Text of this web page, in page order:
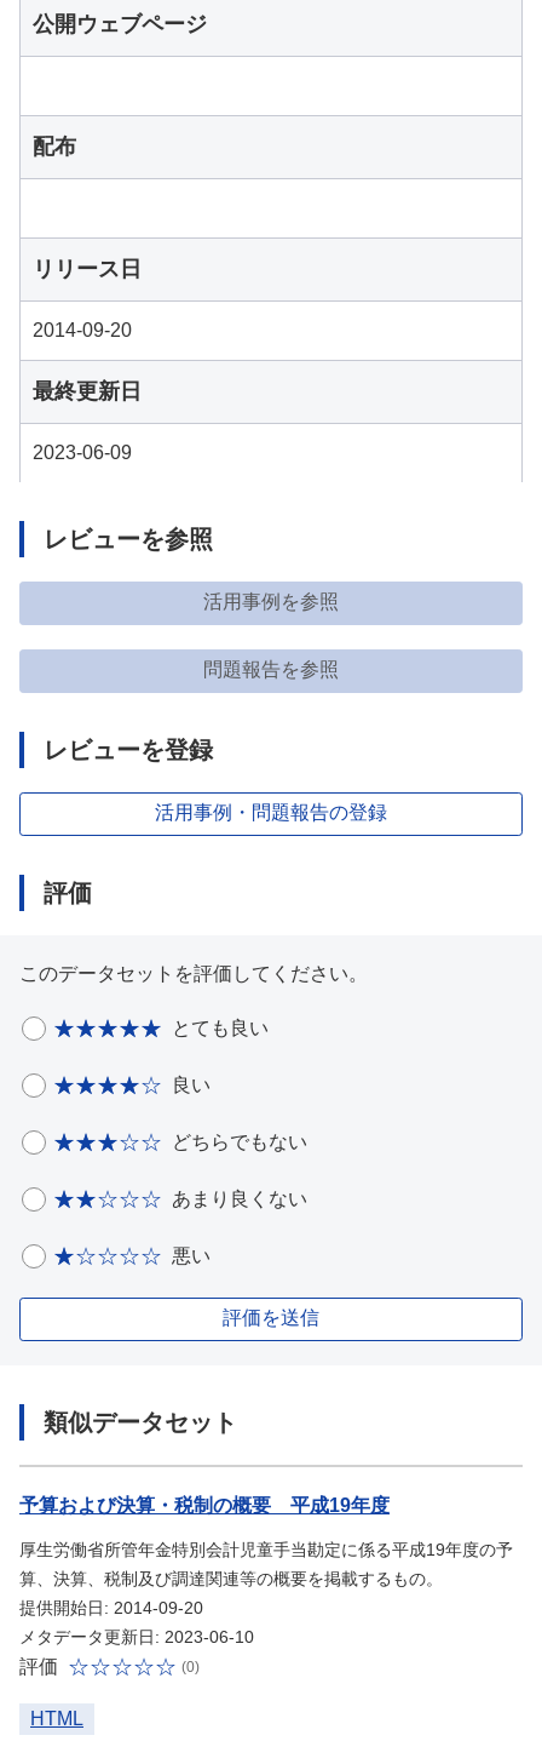
公開ウェブページ
配布
リリース日
2014-09-20
最終更新日
2023-06-09
レビューを参照
活用事例を参照
問題報告を参照
レビューを登録
活用事例・問題報告の登録
評価
このデータセットを評価してください。
とても良い
良い
どちらでもない
あまり良くない
悪い
評価を送信
類似データセット
予算および決算・税制の概要 平成19年度
厚生労働省所管年金特別会計児童手当勘定に係る平成19年度の予
算、決算、税制及び調達関連等の概要を掲載するもの。
提供開始日: 2014-09-20
メタデータ更新日: 2023-06-10
評価 (0)
HTML